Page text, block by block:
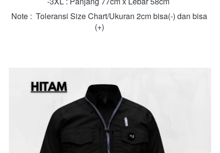
Note :  Toleransi Size Chart/Ukuran 2cm bisa(-) dan bisa
(+)